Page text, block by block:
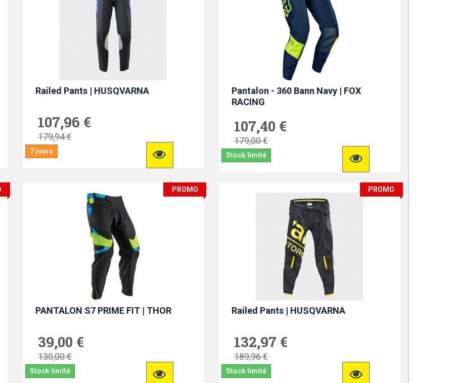
Railed Pants | HUSQVARNA
107,96 €
179,94 €
7 jours
Pantalon - 360 Bann Navy | FOX
RACING
107,40 €
179,00 €
Stock limité
PROMO
PANTALON S7 PRIME FIT | THOR
39,00 €
130,00 €
Stock limité
PROMO
Railed Pants | HUSQVARNA
132,97 €
189,96 €
Stock limité